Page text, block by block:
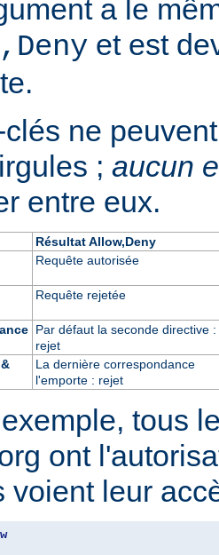
a le
et est
ne
; aucun
entre eux.
Résultat Allow,Deny
Requête autorisée
Requête rejetée
Par défaut la seconde directive :
rejet
La dernière correspondance
l'emporte : rejet
tous
ont
voient leur